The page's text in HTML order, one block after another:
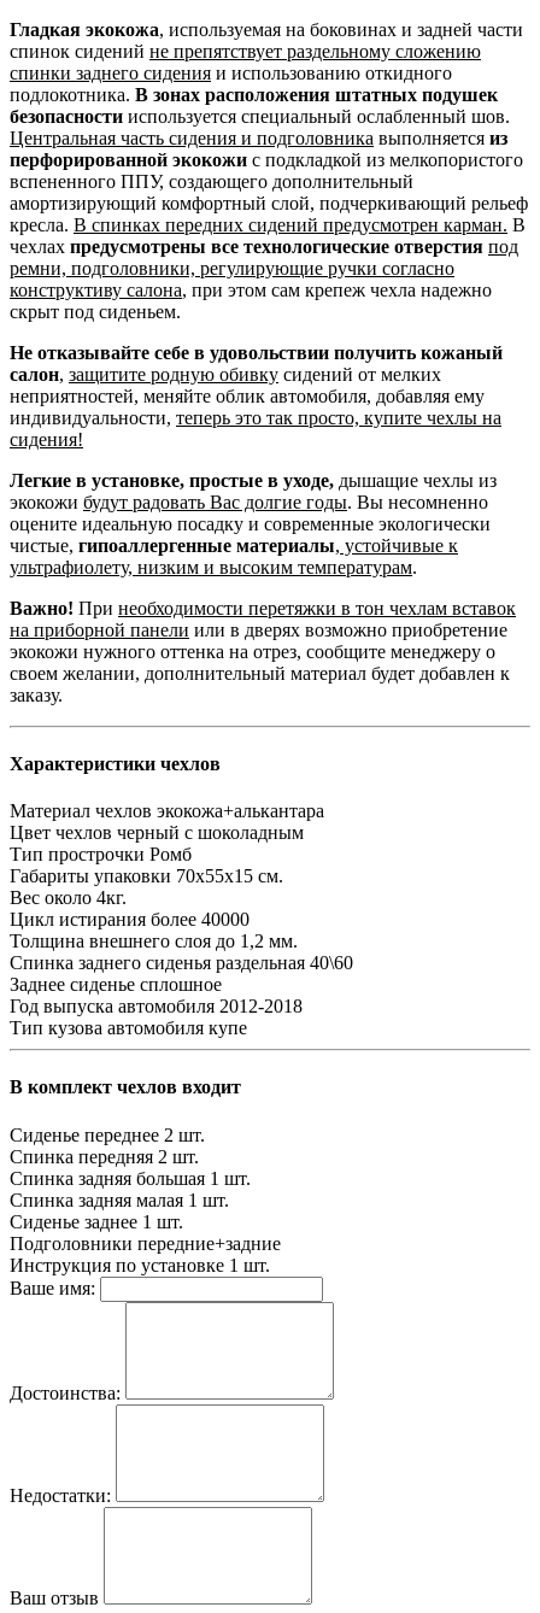
Гладкая экокожа, используемая на боковинах и задней части
спинок сидений не препятствует раздельному сложению
спинки заднего сидения и использованию откидного
подлокотника. В зонах расположения штатных подушек
безопасности используется специальный ослабленный шов.
Центральная часть сидения и подголовника выполняется из
перфорированной экокожи с подкладкой из мелкопористого
вспененного ППУ, создающего дополнительный
амортизирующий комфортный слой, подчеркивающий рельеф
кресла. В спинках передних сидений предусмотрен карман. В
чехлах предусмотрены все технологические отверстия под
ремни, подголовники, регулирующие ручки согласно
конструктиву салона, при этом сам крепеж чехла надежно
скрыт под сиденьем.
Не отказывайте себе в удовольствии получить кожаный
салон, защитите родную обивку сидений от мелких
неприятностей, меняйте облик автомобиля, добавляя ему
индивидуальности, теперь это так просто, купите чехлы на
сидения!
Легкие в установке, простые в уходе, дышащие чехлы из
экокожи будут радовать Вас долгие годы. Вы несомненно
оцените идеальную посадку и современные экологически
чистые, гипоаллергенные материалы, устойчивые к
ультрафиолету, низким и высоким температурам.
Важно! При необходимости перетяжки в тон чехлам вставок
на приборной панели или в дверях возможно приобретение
экокожи нужного оттенка на отрез, сообщите менеджеру о
своем желании, дополнительный материал будет добавлен к
заказу.
Характеристики чехлов
Материал чехлов экокожа+алькантара
Цвет чехлов черный с шоколадным
Тип прострочки Ромб
Габариты упаковки 70х55х15 см.
Вес около 4кг.
Цикл истирания более 40000
Толщина внешнего слоя до 1,2 мм.
Спинка заднего сиденья раздельная 40\60
Заднее сиденье сплошное
Год выпуска автомобиля 2012-2018
Тип кузова автомобиля купе
В комплект чехлов входит
Сиденье переднее 2 шт.
Спинка передняя 2 шт.
Спинка задняя большая 1 шт.
Спинка задняя малая 1 шт.
Сиденье заднее 1 шт.
Подголовники передние+задние
Инструкция по установке 1 шт.
Ваше имя:
Достоинства:
Недостатки:
Ваш отзыв